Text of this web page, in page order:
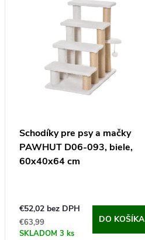
Schodíky pre psy a mačky
PAWHUT D06-093, biele,
60x40x64 cm
€52,02 bez DPH
€63,99
SKLADOM 3 ks
DO KOŠÍKA